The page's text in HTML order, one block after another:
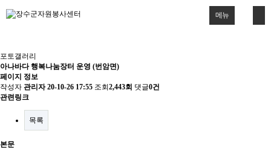
메뉴
포토갤러리
아나바다 행복나눔장터 운영 (번암면)
페이지 정보
작성자 관리자 20-10-26 17:55 조회 2,443회 댓글0건
관련링크
목록
본문